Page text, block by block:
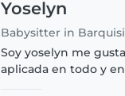
Yoselyn
Babysitter in
Soy yoselyn me
aplicada en todo y